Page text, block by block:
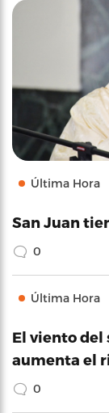
Última Hora
San Juan
0
Última Hora
El viento del
aumenta el
0